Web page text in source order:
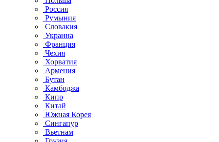
Россия
Румыния
Словакия
Украина
Франция
Чехия
Хорватия
Армения
Бутан
Камбоджа
Кипр
Китай
Южная Корея
Сингапур
Вьетнам